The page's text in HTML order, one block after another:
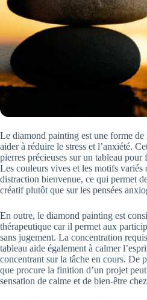
Le diamond painting est une forme
aider à réduire le stress et l’anxiété.
pierres précieuses sur un tableau
Les couleurs vives et les motifs
distraction bienvenue, ce qui permet
créatif plutôt que sur les pensées
En outre, le diamond painting est
thérapeutique car il permet aux
sans jugement. La concentration
tableau aide également à calmer
concentrant sur la tâche en cours. De
que procure la finition d’un projet
sensation de calme et de bien-être